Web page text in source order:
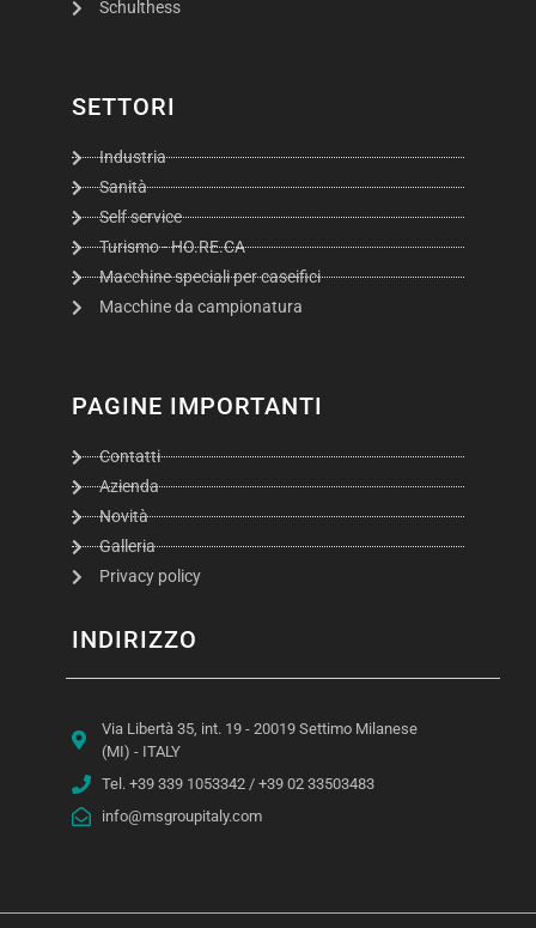
Schulthess
SETTORI
Industria
Sanità
Self service
Turismo - HO.RE.CA
Macchine speciali per caseifici
Macchine da campionatura
PAGINE IMPORTANTI
Contatti
Azienda
Novità
Galleria
Privacy policy
INDIRIZZO
Via Libertà 35, int. 19 - 20019 Settimo Milanese
(MI) - ITALY
Tel. +39 339 1053342 / +39 02 33503483
info@msgroupitaly.com